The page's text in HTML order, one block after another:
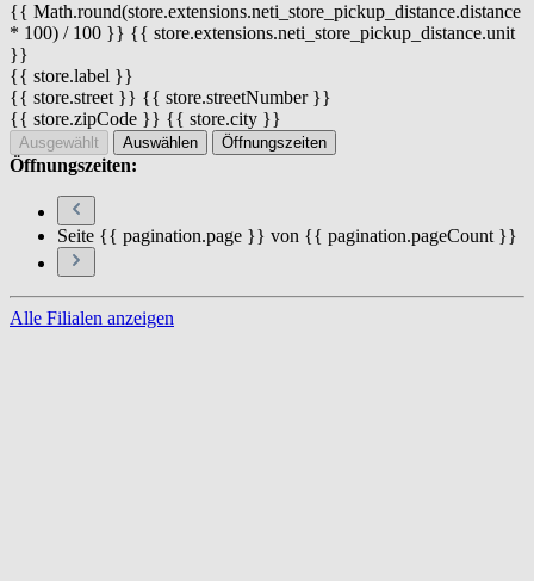
{{ Math.round(store.extensions.neti_store_pickup_distance.distance
* 100) / 100 }} {{ store.extensions.neti_store_pickup_distance.unit
}}
{{ store.label }}
{{ store.street }} {{ store.streetNumber }}
{{ store.zipCode }} {{ store.city }}
Ausgewählt Auswählen Öffnungszeiten
Öffnungszeiten:
Seite {{ pagination.page }} von {{ pagination.pageCount }}
Alle Filialen anzeigen